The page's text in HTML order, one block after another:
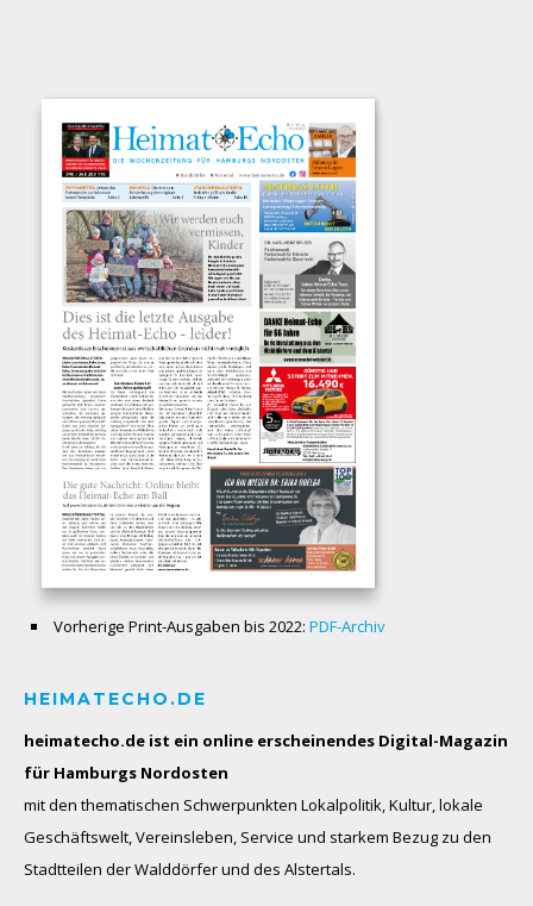
Vorherige Print-Ausgaben bis 2022: PDF-Archiv
HEIMATECHO.DE
heimatecho.de ist ein online erscheinendes Digital-Magazin
für Hamburgs Nordosten
mit den thematischen Schwerpunkten Lokalpolitik, Kultur, lokale
Geschäftswelt, Vereinsleben, Service und starkem Bezug zu den
Stadtteilen der Walddörfer und des Alstertals.